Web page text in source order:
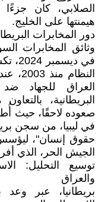
الصلابي، كان
هيمنتها على الخليج.
دور المخابرات
وثائق المخابرات
في
العراق للجهاد ضد
البريطانية،
صعوده لاحقًا، حيث
حقوق إنسان"،
الجيش الحر، الذي
توسيع التحليل:
والعراق